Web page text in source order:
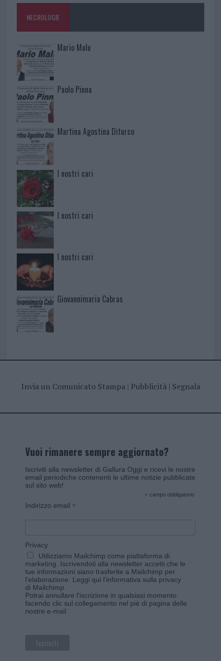
NECROLOGIE
Mario Malu
Paolo Pinna
Martina Agostina Diturco
I nostri cari
I nostri cari
I nostri cari
Giovannimaria Cabras
Invia un Comunicato Stampa| Pubblicità| Segnala
Vuoi rimanere sempre aggiornato?
Iscriviti alla newsletter di Gallura Oggi e ricevi le nostre
email periodiche contenenti le ultime notizie pubblicate
sul sito web!
* campo obbligatorio
Indirizzo email *
Privacy
Utilizziamo Mailchimp come piattaforma di
marketing. Iscrivendoti alla newsletter accetti che le
tue informazioni siano trasferite a Mailchimp per
l'elaborazione. Leggi qui l'informativa sulla privacy
di Mailchimp
Potrai annullare l'iscrizione in qualsiasi momento
facendo clic sul collegamento nel piè di pagina delle
nostre e-mail.